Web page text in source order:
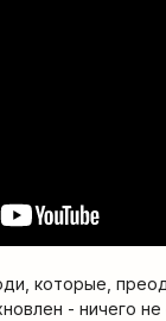
которые,
- ничего не